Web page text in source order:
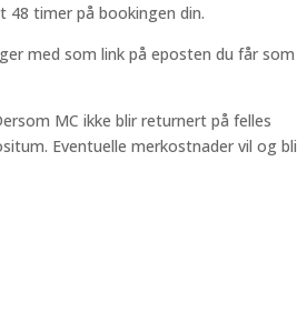
timer på bookingen din.
med som link på eposten du får som
MC ikke blir returnert på felles
Eventuelle merkostnader vil og bli